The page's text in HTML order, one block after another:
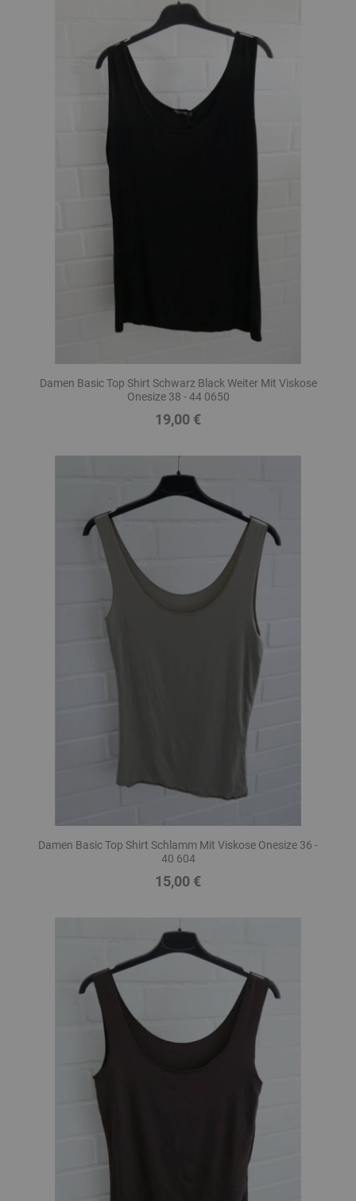
Damen Basic Top Shirt Schwarz Black Weiter Mit Viskose
Onesize 38 - 44 0650
Preis
19,00 €
Damen Basic Top Shirt Schlamm Mit Viskose Onesize 36 -
40 604
Preis
15,00 €